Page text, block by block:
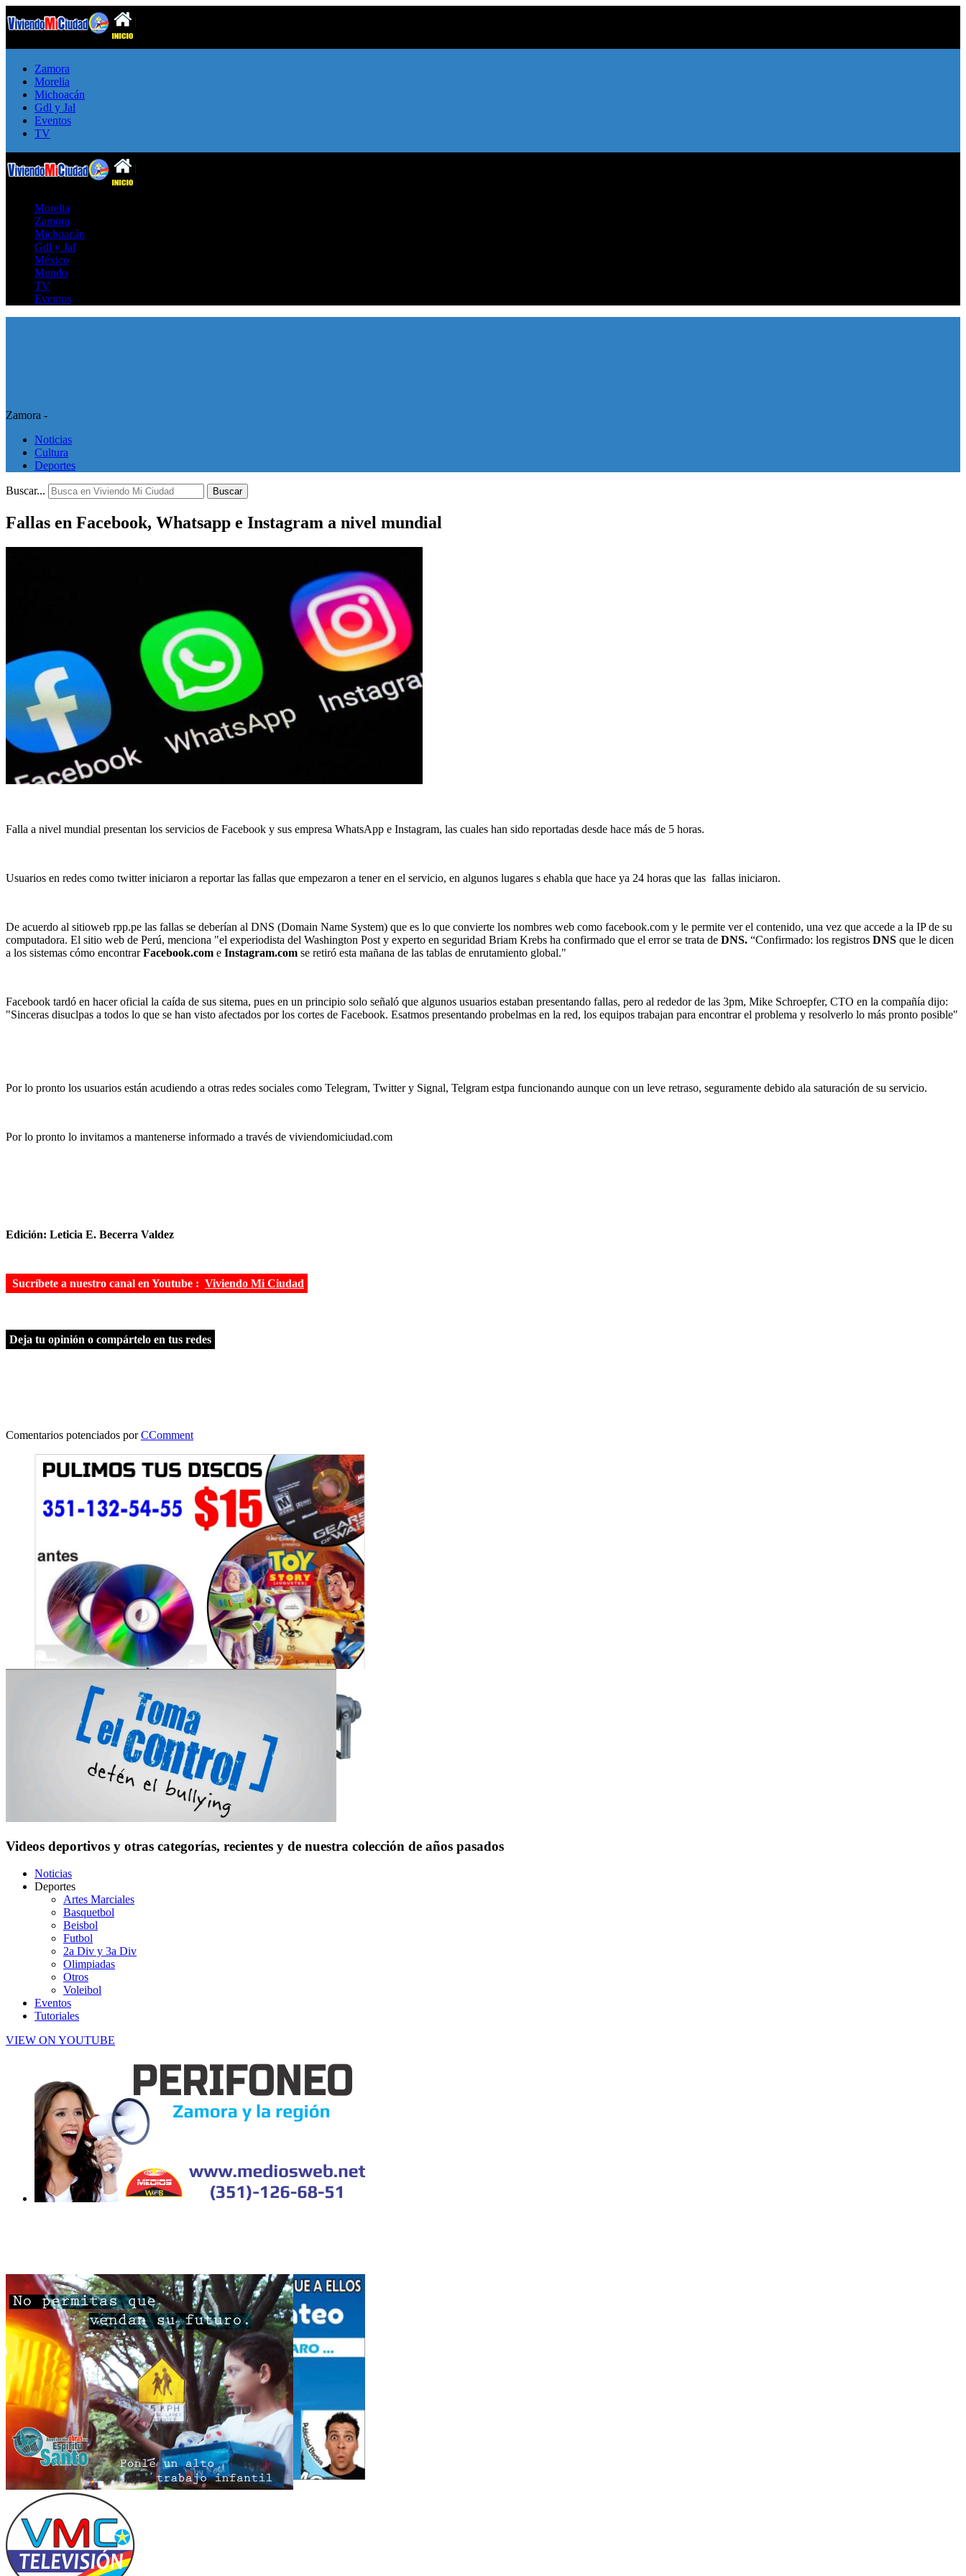
Zamora
Morelia
Michoacán
Gdl y Jal
Eventos
TV
Morelia
Zamora
Michoacán
Gdl y Jal
México
Mundo
TV
Eventos
Zamora -
Noticias
Cultura
Deportes
Buscar... Buscar
Fallas en Facebook, Whatsapp e Instagram a nivel mundial
Falla a nivel mundial presentan los servicios de Facebook y sus empresa WhatsApp e Instagram, las cuales han sido reportadas desde hace más de 5 horas.
Usuarios en redes como twitter iniciaron a reportar las fallas que empezaron a tener en el servicio, en algunos lugares s ehabla que hace ya 24 horas que las fallas iniciaron.
De acuerdo al sitioweb rpp.pe las fallas se deberían al DNS (Domain Name System) que es lo que convierte los nombres web como facebook.com y le permite ver el contenido, una vez que accede a la IP de su
computadora. El sitio web de Perú, menciona "el experiodista del Washington Post y experto en seguridad Briam Krebs ha confirmado que el error se trata de DNS. “Confirmado: los registros DNS que le dicen
a los sistemas cómo encontrarFacebook.com e Instagram.com se retiró esta mañana de las tablas de enrutamiento global."
Facebook tardó en hacer oficial la caída de sus sitema, pues en un principio solo señaló que algunos usuarios estaban presentando fallas, pero al rededor de las 3pm, Mike Schroepfer, CTO en la compañía dijo:
"Sinceras disuclpas a todos lo que se han visto afectados por los cortes de Facebook. Esatmos presentando probelmas en la red, los equipos trabajan para encontrar el problema y resolverlo lo más pronto posible"
Por lo pronto los usuarios están acudiendo a otras redes sociales como Telegram, Twitter y Signal, Telgram estpa funcionando aunque con un leve retraso, seguramente debido ala saturación de su servicio.
Por lo pronto lo invitamos a mantenerse informado a través de viviendomiciudad.com
Edición: Leticia E. Becerra Valdez
Sucríbete a nuestro canal en Youtube : Viviendo Mi Ciudad
Deja tu opinión o compártelo en tus redes
Comentarios potenciados porCComment
Videos deportivos y otras categorías, recientes y de nuestra colección de años pasados
Noticias
Deportes
Artes Marciales
Basquetbol
Beisbol
Futbol
2a Div y 3a Div
Olimpiadas
Otros
Voleibol
Eventos
Tutoriales
VIEW ON YOUTUBE